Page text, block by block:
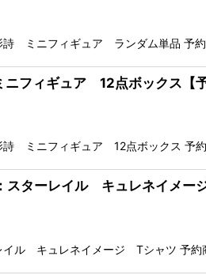
ミニフィギュア ランダム単品 予約
フィギュア 12点ボックス【予
ミニフィギュア 12点ボックス 予約
スターレイル キュレネイメー
ル キュレネイメージ Tシャツ 予約